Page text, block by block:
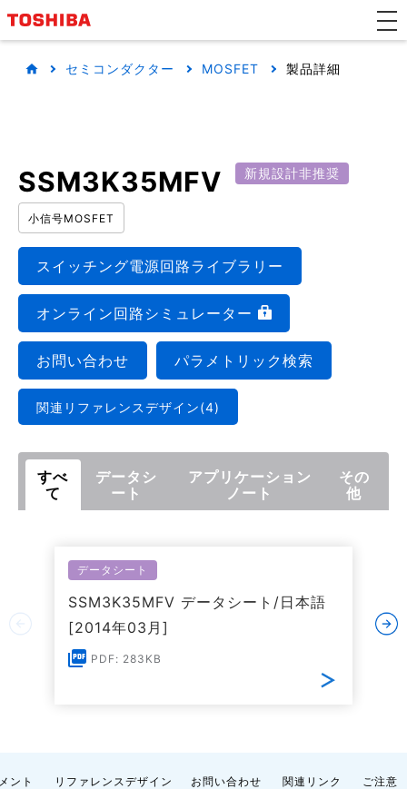
セミコンダクター MOSFET 製品詳細
SSM3K35MFV 新規設計非推奨
小信号MOSFET
スイッチング電源回路ライブラリー
オンライン回路シミュレーター
お問い合わせ パラメトリック検索
関連リファレンスデザイン(4)
すべ
て
データシ
ート
アプリケーション
ノート
その
他
データシート
SSM3K35MFV データシート/日本語
[2014年03月]
PDF: 283KB
ント リファレンスデザイン お問い合わせ 関連リンク ご注意